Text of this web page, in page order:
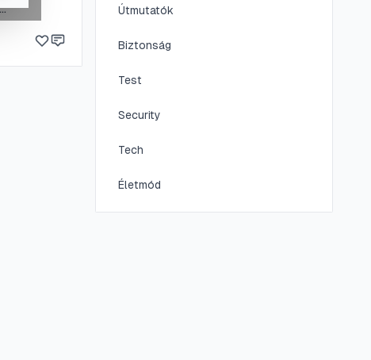
Útmutatók
Biztonság
Test
Security
Tech
Életmód